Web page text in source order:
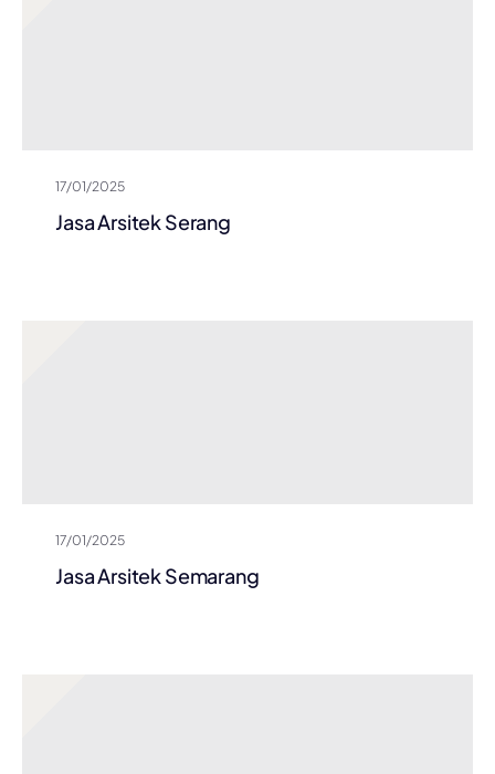
17/01/2025
Jasa Arsitek Serang
17/01/2025
Jasa Arsitek Semarang